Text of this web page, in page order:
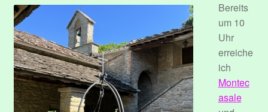
Submit Event
Über mich.
User Profile
Venues
Bereits
um 10
Uhr
erreiche
ich
Montec
asale